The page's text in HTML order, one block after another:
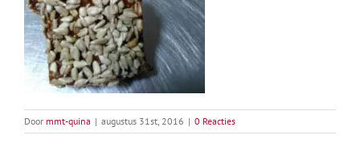
Door mmt-quina | augustus 31st, 2016 | 0 Reacties